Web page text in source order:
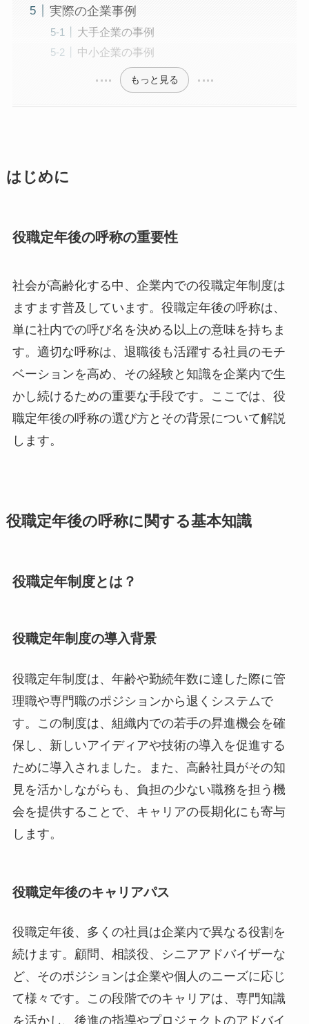
実際の企業事例
大手企業の事例
中小企業の事例
もっと見る
はじめに
役職定年後の呼称の重要性
社会が高齢化する中、企業内での役職定年制度は
ますます普及しています。役職定年後の呼称は、
単に社内での呼び名を決める以上の意味を持ちま
す。適切な呼称は、退職後も活躍する社員のモチ
ベーションを高め、その経験と知識を企業内で生
かし続けるための重要な手段です。ここでは、役
職定年後の呼称の選び方とその背景について解説
します。
役職定年後の呼称に関する基本知識
役職定年制度とは？
役職定年制度の導入背景
役職定年制度は、年齢や勤続年数に達した際に管
理職や専門職のポジションから退くシステムで
す。この制度は、組織内での若手の昇進機会を確
保し、新しいアイディアや技術の導入を促進する
ために導入されました。また、高齢社員がその知
見を活かしながらも、負担の少ない職務を担う機
会を提供することで、キャリアの長期化にも寄与
します。
役職定年後のキャリアパス
役職定年後、多くの社員は企業内で異なる役割を
続けます。顧問、相談役、シニアアドバイザーな
ど、そのポジションは企業や個人のニーズに応じ
て様々です。この段階でのキャリアは、専門知識
を活かし、後進の指導やプロジェクトのアドバイ